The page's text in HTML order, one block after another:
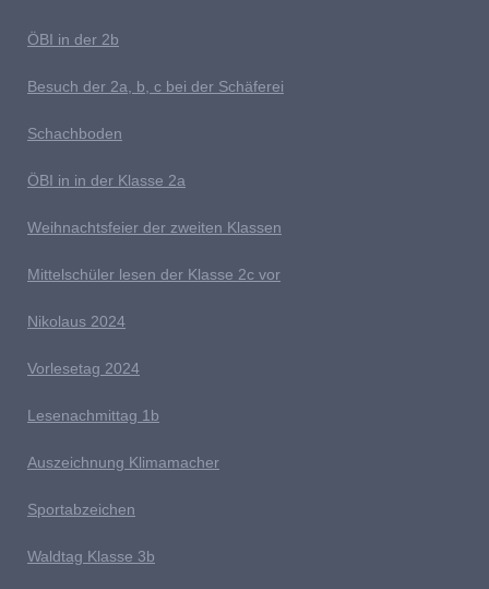
ÖBI in der 2b
Besuch der 2a, b, c bei der Schäferei
Schachboden
ÖBI in in der Klasse 2a
Weihnachtsfeier der zweiten Klassen
Mittelschüler lesen der Klasse 2c vor
Nikolaus 2024
Vorlesetag 2024
Lesenachmittag 1b
Auszeichnung Klimamacher
Sportabzeichen
Waldtag Klasse 3b